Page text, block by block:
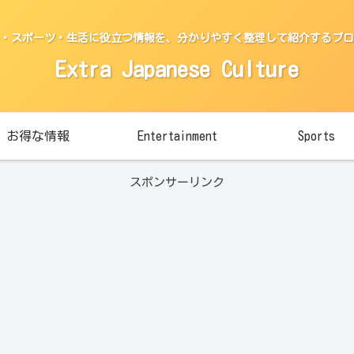
スポーツ・生活に役立つ情報を、分かりやすく整理して紹介するブ
Extra Japanese Culture
お得な情報 Entertainment Sports
スポンサーリンク